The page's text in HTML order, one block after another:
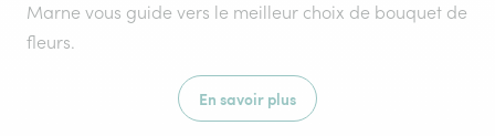
Marne vous guide vers le meilleur choix de bouquet de
fleurs.
En savoir plus